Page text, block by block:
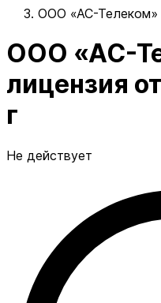
ООО «АС-Телеком»
ООО «АС-
лицензия
г
Не действует